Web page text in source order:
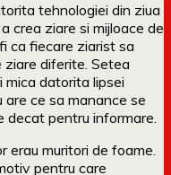
tehnologiei din ziua
crea ziare si mijloace de
ca fiecare ziarist sa
ziare diferite. Setea
mica datorita lipsei
are ce sa manance se
decat pentru informare.
erau muritori de foame.
pentru care